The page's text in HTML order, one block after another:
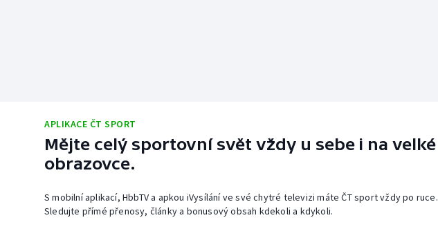
APLIKACE ČT SPORT
Mějte celý sportovní svět vždy u sebe i na velké
obrazovce.
S mobilní aplikací, HbbTV a apkou iVysílání ve své chytré televizi máte ČT sport vždy po ruce.
Sledujte přímé přenosy, články a bonusový obsah kdekoli a kdykoli.